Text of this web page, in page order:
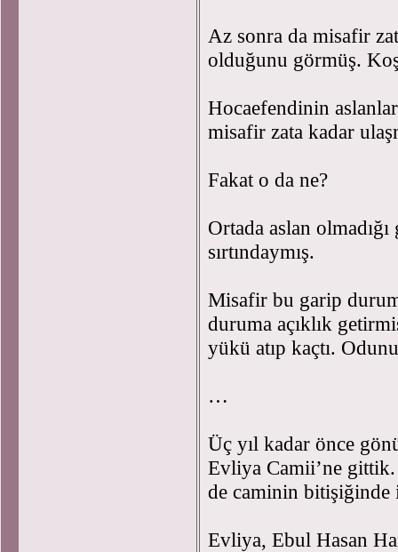
Az sonra da misafir
olduğunu görmüş.
Hocaefendinin
misafir zata kadar
Fakat o da ne?
Ortada aslan
sırtındaymış.
Misafir bu garip
duruma açıklık
yükü atıp kaçtı.
…
Üç yıl kadar önce
Evliya Camii’ne gittik.
de caminin
Evliya, Ebul Hasan